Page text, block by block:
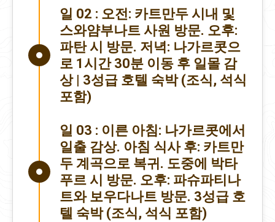
일 02 : 오전: 카트만두 시내 및
스와얌부나트 사원 방문. 오후:
파탄 시 방문. 저녁: 나가르콧으
로 1시간 30분 이동 후 일몰 감
상 | 3성급 호텔 숙박 (조식, 석식
포함)
일 03 : 이른 아침: 나가르콧에서
일출 감상. 아침 식사 후: 카트만
두 계곡으로 복귀. 도중에 박타
푸르 시 방문. 오후: 파슈파티나
트와 보우다나트 방문. 3성급 호
텔 숙박 (조식, 석식 포함)